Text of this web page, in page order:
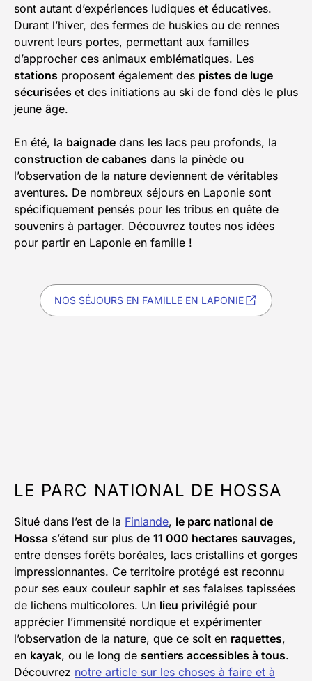
sont autant d’expériences ludiques et éducatives.
Durant l’hiver, des fermes de huskies ou de rennes
ouvrent leurs portes, permettant aux familles
d’approcher ces animaux emblématiques. Les
stations proposent également des pistes de luge
sécurisées et des initiations au ski de fond dès le plus
jeune âge.
En été, la baignade dans les lacs peu profonds, la
construction de cabanes dans la pinède ou
l’observation de la nature deviennent de véritables
aventures. De nombreux séjours en Laponie sont
spécifiquement pensés pour les tribus en quête de
souvenirs à partager. Découvrez toutes nos idées
pour partir en Laponie en famille !
NOS SÉJOURS EN FAMILLE EN LAPONIE
LE PARC NATIONAL DE HOSSA
Situé dans l’est de la Finlande, le parc national de
Hossa s’étend sur plus de 11 000 hectares sauvages,
entre denses forêts boréales, lacs cristallins et gorges
impressionnantes. Ce territoire protégé est reconnu
pour ses eaux couleur saphir et ses falaises tapissées
de lichens multicolores. Un lieu privilégié pour
apprécier l’immensité nordique et expérimenter
l’observation de la nature, que ce soit en raquettes,
en kayak, ou le long de sentiers accessibles à tous.
Découvrez notre article sur les choses à faire et à